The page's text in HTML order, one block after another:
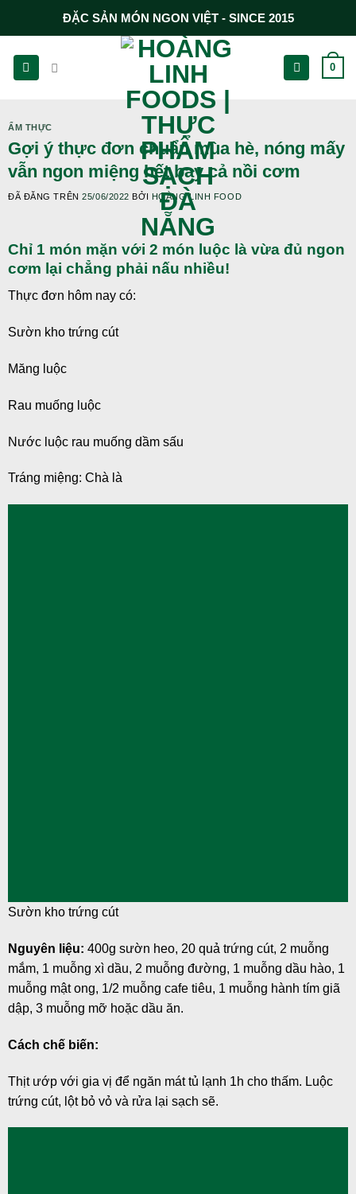
dung
ĐẶC SẢN MÓN NGON VIỆT - SINCE 2015
0
ẨM THỰC
Gợi ý thực đơn chuẩn mùa hè, nóng mấy
vẫn ngon miệng hết bay cả nồi cơm
ĐÃ ĐĂNG TRÊN25/06/2022 BỞI HOÀNG LINH FOOD
Chỉ 1 món mặn với 2 món luộc là vừa đủ ngon
cơm lại chẳng phải nấu nhiều!
Thực đơn hôm nay có:
Sườn kho trứng cút
Măng luộc
Rau muống luộc
Nước luộc rau muống dầm sấu
Tráng miệng: Chà là
Sườn kho trứng cút
Nguyên liệu: 400g sườn heo, 20 quả trứng cút, 2 muỗng
mắm, 1 muỗng xì dầu, 2 muỗng đường, 1 muỗng dầu hào, 1
muỗng mật ong, 1/2 muỗng cafe tiêu, 1 muỗng hành tím giã
dập, 3 muỗng mỡ hoặc dầu ăn.
Cách chế biến:
Thịt ướp với gia vị để ngăn mát tủ lạnh 1h cho thấm. Luộc
trứng cút, lột bỏ vỏ và rửa lại sạch sẽ.